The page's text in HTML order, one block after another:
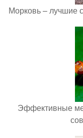
Морковь – лучшие
Эффективные